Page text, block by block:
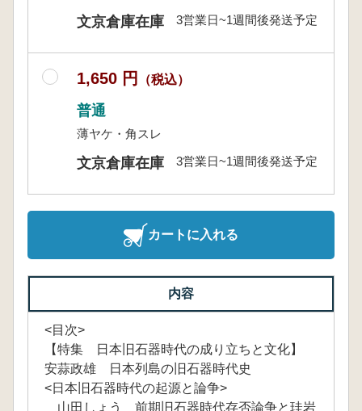
文京倉庫在庫 3営業日~1週間後発送予定
1,650 円 （税込）
普通
薄ヤケ・角スレ
文京倉庫在庫 3営業日~1週間後発送予定
カートに入れる
内容
<目次>
【特集 日本旧石器時代の成り立ちと文化】
安蒜政雄 日本列島の旧石器時代史
<日本旧石器時代の起源と論争>
山田しょう 前期旧石器時代存否論争と珪岩